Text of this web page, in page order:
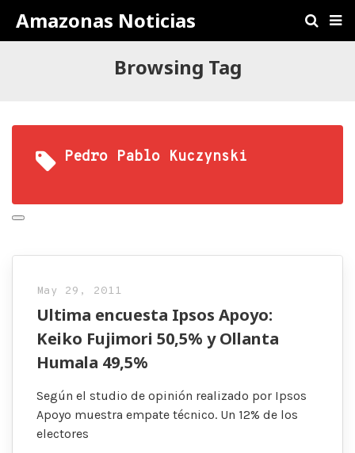
Amazonas Noticias
Browsing Tag
Pedro Pablo Kuczynski
May 29, 2011
Ultima encuesta Ipsos Apoyo:
Keiko Fujimori 50,5% y Ollanta
Humala 49,5%
Según el studio de opinión realizado por Ipsos
Apoyo muestra empate técnico. Un 12% de los
electores